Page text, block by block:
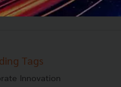
Tags
Innovation